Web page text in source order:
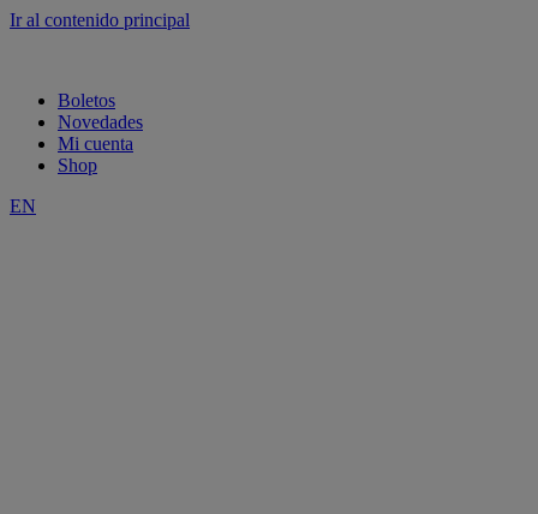
Ir al contenido principal
Boletos
Novedades
Mi cuenta
Shop
EN